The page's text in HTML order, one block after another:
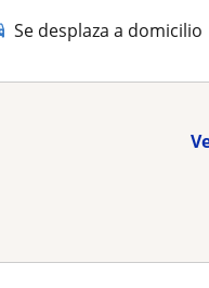
Se desplaza a domicilio